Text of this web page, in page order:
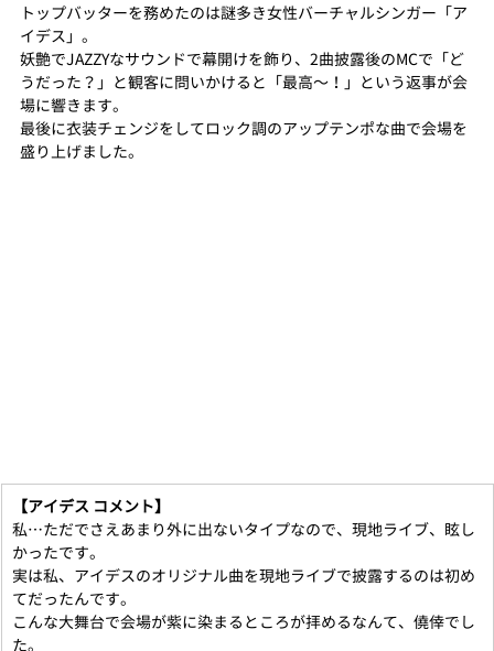
トップバッターを務めたのは謎多き女性バーチャルシンガー「ア
イデス」。
妖艶でJAZZYなサウンドで幕開けを飾り、2曲披露後のMCで「ど
うだった？」と観客に問いかけると「最高〜！」という返事が会
場に響きます。
最後に衣装チェンジをしてロック調のアップテンポな曲で会場を
盛り上げました。
【アイデス コメント】
私…ただでさえあまり外に出ないタイプなので、現地ライブ、眩し
かったです。
実は私、アイデスのオリジナル曲を現地ライブで披露するのは初め
てだったんです。
こんな大舞台で会場が紫に染まるところが拝めるなんて、僥倖でし
た。